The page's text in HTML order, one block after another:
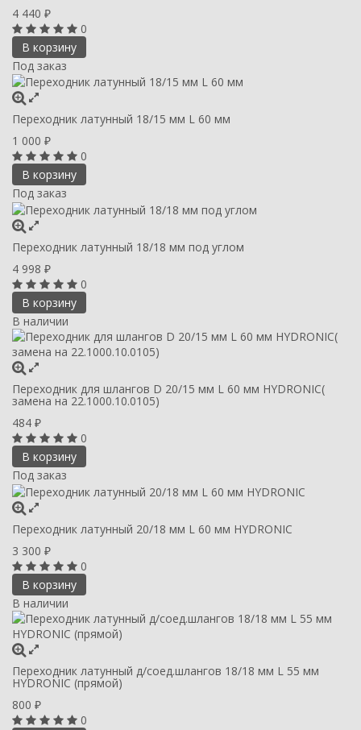
4 440 ₽
0
В корзину
Под заказ
Переходник латунный 18/15 мм L 60 мм
1 000 ₽
0
В корзину
Под заказ
Переходник латунный 18/18 мм под углом
4 998 ₽
0
В корзину
В наличии
Переходник для шлангов D 20/15 мм L 60 мм HYDRONIC(
замена на 22.1000.10.0105)
484 ₽
0
В корзину
Под заказ
Переходник латунный 20/18 мм L 60 мм HYDRONIC
3 300 ₽
0
В корзину
В наличии
Переходник латунный д/соед.шлангов 18/18 мм L 55 мм
HYDRONIC (прямой)
800 ₽
0